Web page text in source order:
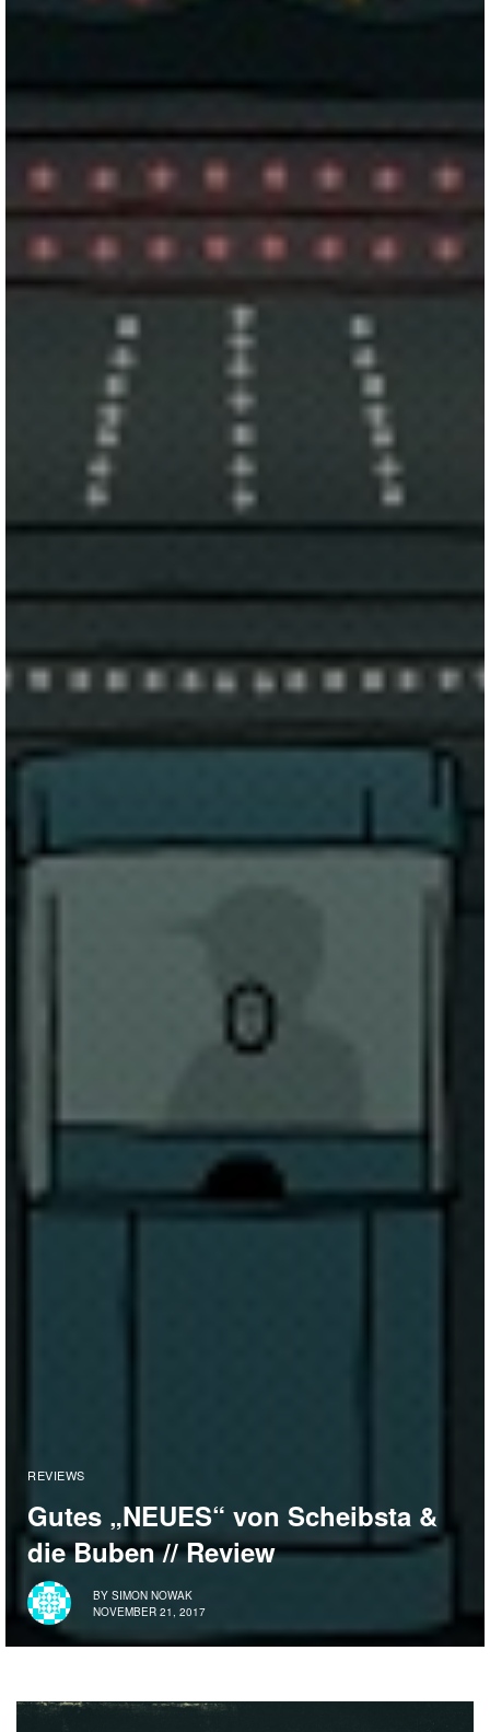
REVIEWS
Gutes „NEUES“ von Scheibsta &
die Buben // Review
BY SIMON NOWAK
NOVEMBER 21, 2017